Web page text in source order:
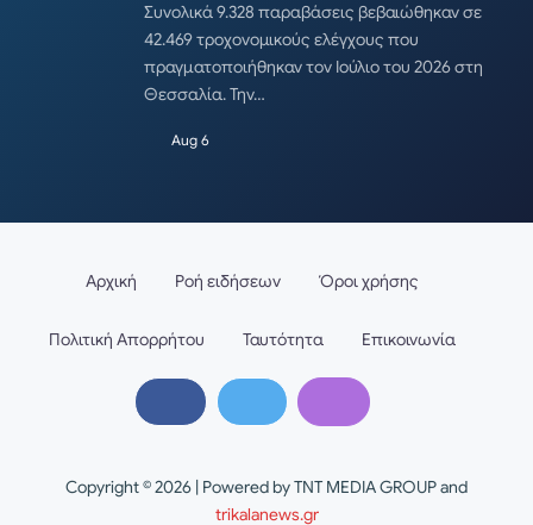
Συνολικά 9.328 παραβάσεις βεβαιώθηκαν σε
42.469 τροχονομικούς ελέγχους που
πραγματοποιήθηκαν τον Ιούλιο του 2026 στη
Θεσσαλία. Την…
Aug 6
Copyright © 2026 | Powered by TNT MEDIA GROUP and
trikalanews.gr
Αρχική Ροή ειδήσεων Όροι χρήσης
Πολιτική Απορρήτου Ταυτότητα Επικοινωνία